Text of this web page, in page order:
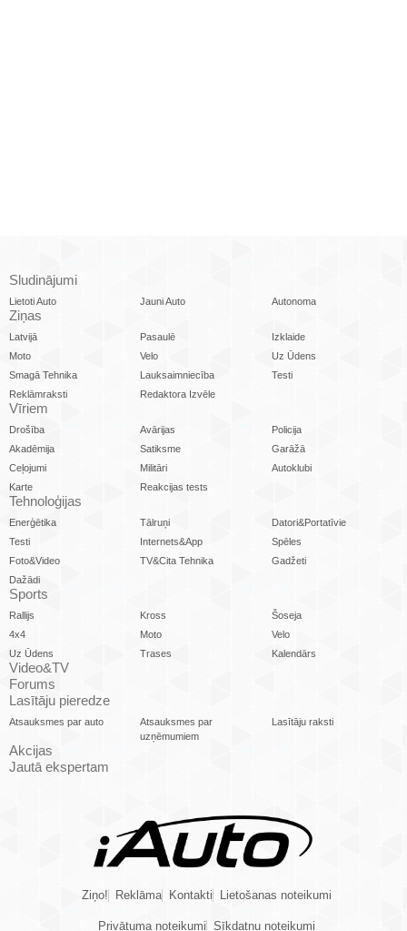
Sludinājumi
Lietoti Auto Jauni Auto Autonoma
Ziņas
Latvijā Pasaulē
Izklaide
Moto
Velo
Uz Ūdens
Smagā Tehnika
Lauksaimniecība
Testi
Reklāmraksti
Redaktora Izvēle
Vīriem
Drošība Avārijas
Policija
Akadēmija
Satiksme
Garāžā
Ceļojumi
Militāri
Autoklubi
Karte
Reakcijas tests
Tehnoloģijas
Enerģētika Tālruņi
Datori&Portatīvie
Testi
Internets&App
Spēles
Foto&Video
TV&Cita Tehnika
Gadžeti
Dažādi
Sports
Rallijs Kross
Šoseja
4x4
Moto
Velo
Uz Ūdens
Trases Kalendārs
Video&TV
Forums
Lasītāju pieredze
Atsauksmes par auto
Atsauksmes par
uzņēmumiem
Lasītāju raksti
Akcijas
Jautā ekspertam
Ziņo! Reklāma Kontakti Lietošanas noteikumi
Privātuma noteikumi Sīkdatņu noteikumi